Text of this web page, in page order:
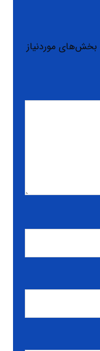
بخش‌های موردنیاز